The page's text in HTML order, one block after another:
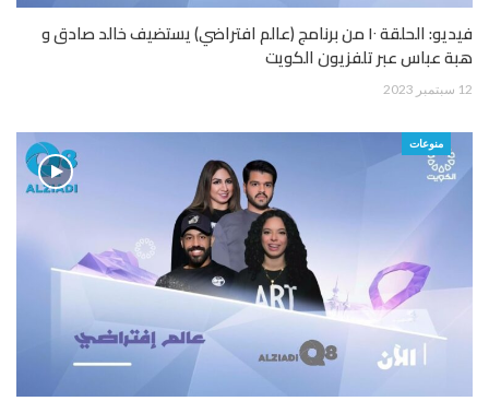
فيديو: الحلقة ١٠ من برنامج (عالم افتراضي) يستضيف خالد صادق و
هبة عباس عبر تلفزيون الكويت
12 سبتمبر 2023
منوعات